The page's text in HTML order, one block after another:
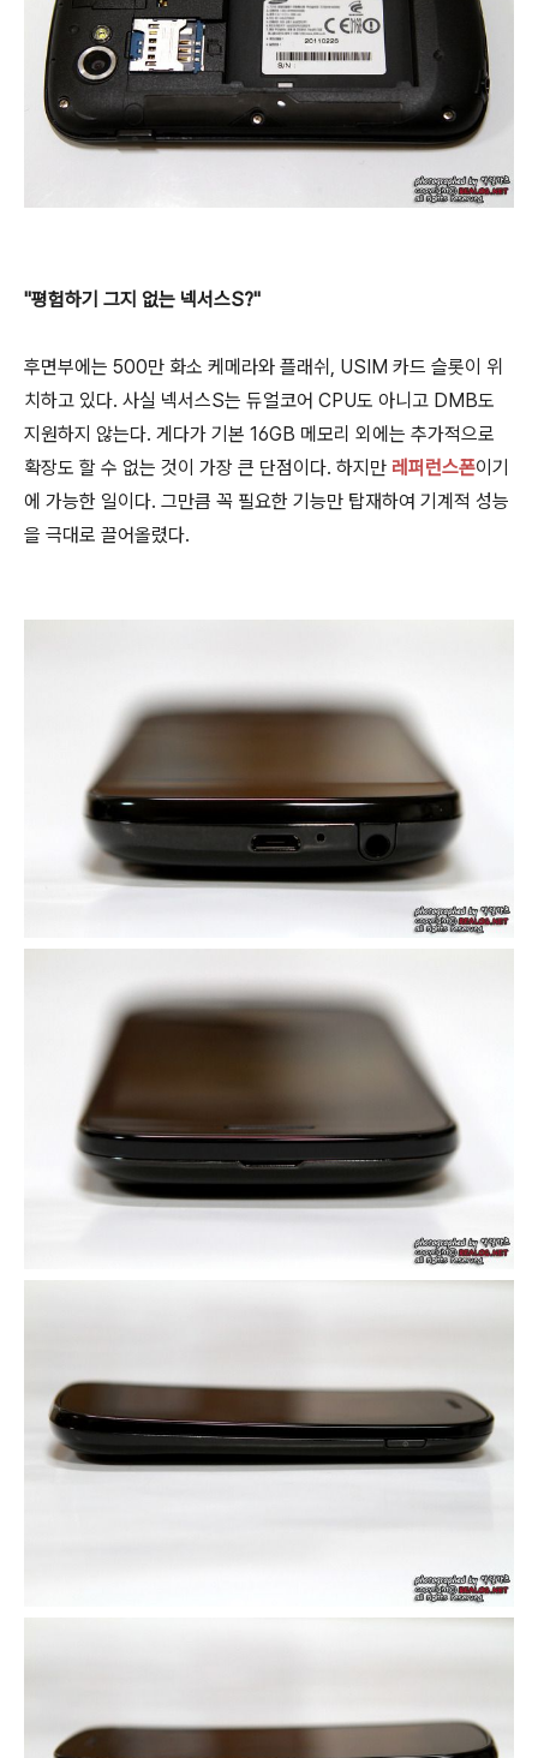
"평험하기 그지 없는 넥서스S?"
후면부에는 500만 화소 케메라와 플래쉬, USIM 카드 슬롯이 위
치하고 있다. 사실 넥서스S는 듀얼코어 CPU도 아니고 DMB도
지원하지 않는다. 게다가 기본 16GB 메모리 외에는 추가적으로
확장도 할 수 없는 것이 가장 큰 단점이다. 하지만 레퍼런스폰이기
에 가능한 일이다. 그만큼 꼭 필요한 기능만 탑재하여 기계적 성능
을 극대로 끌어올렸다.